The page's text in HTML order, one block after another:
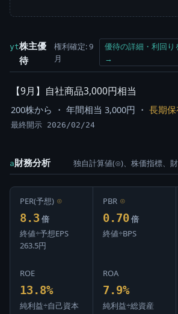
yt株主優
待
権利確定: 9
月
優待の詳細・利回り
→
【9月】自社商品3,000円相当
200株から ・ 年間相当 3,000円 ・ 長期保
最終開示 2026/02/24
a財務分析 独自計算値(⊙)、株価指標、
PER(予想) ⊙
8.3 倍
終値÷予想EPS
263.5円
PBR ⊙
0.70 倍
終値÷BPS
ROE
13.8%
純利益÷自己資本
ROA
7.9%
純利益÷総資産